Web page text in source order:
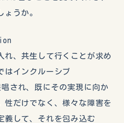
ょうか。
、共生して行くことが求め
はインクルーシブ
され、既にその実現に向か
性だけでなく、様々な障害を
義して、それを包み込む